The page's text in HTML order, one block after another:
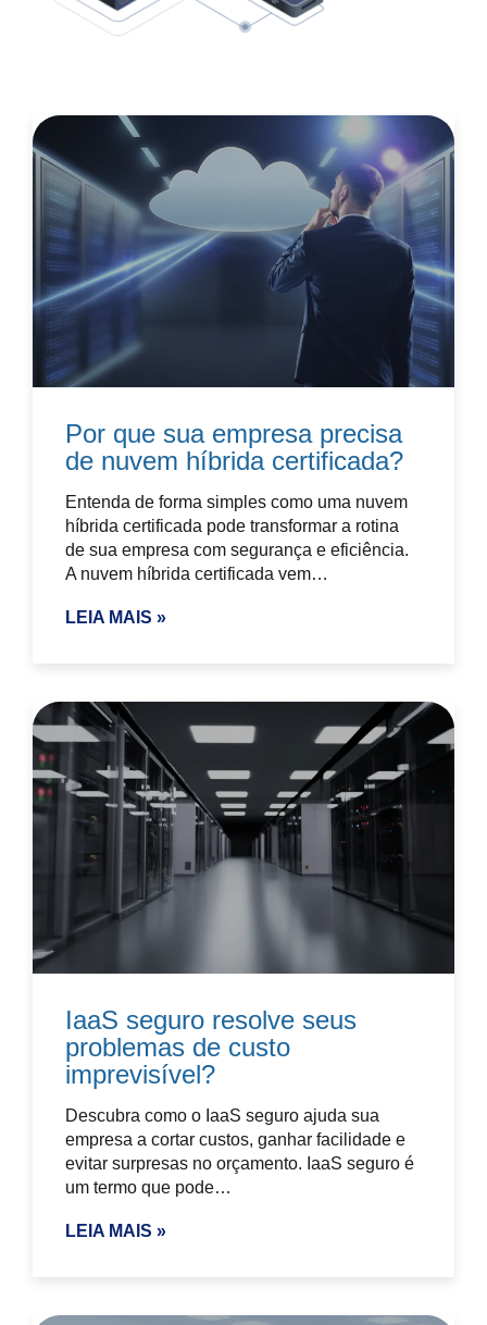
Por que sua empresa precisa
de nuvem híbrida certificada?
Entenda de forma simples como uma nuvem
híbrida certificada pode transformar a rotina
de sua empresa com segurança e eficiência.
A nuvem híbrida certificada vem…
LEIA MAIS »
IaaS seguro resolve seus
problemas de custo
imprevisível?
Descubra como o IaaS seguro ajuda sua
empresa a cortar custos, ganhar facilidade e
evitar surpresas no orçamento. IaaS seguro é
um termo que pode…
LEIA MAIS »